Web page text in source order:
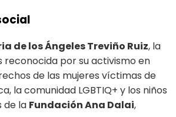
de los Ángeles Treviño Ruiz, la
por su activismo en
de las mujeres víctimas de
la comunidad LGBTIQ+ y los niños
de la Fundación Ana Dalai,